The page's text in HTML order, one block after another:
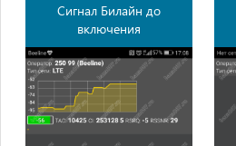
Сигнал Билайн до
включения